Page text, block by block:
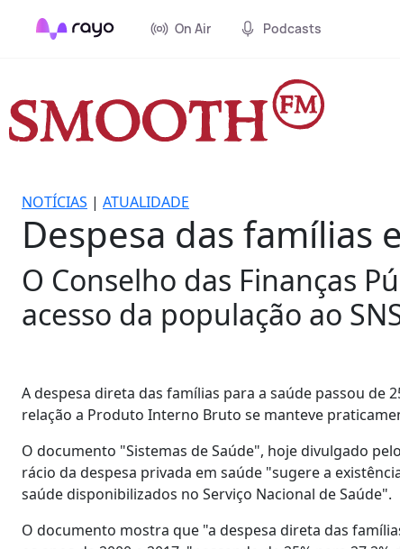
On Air Podcasts
NOTÍCIAS | ATUALIDADE
Despesa das famílias
O Conselho das Finanças
acesso da população ao
A despesa direta das famílias para a saúde passou de
relação a Produto Interno Bruto se manteve
O documento "Sistemas de Saúde", hoje divulgado
rácio da despesa privada em saúde "sugere a
saúde disponibilizados no Serviço Nacional de Saúde".
O documento mostra que "a despesa direta das